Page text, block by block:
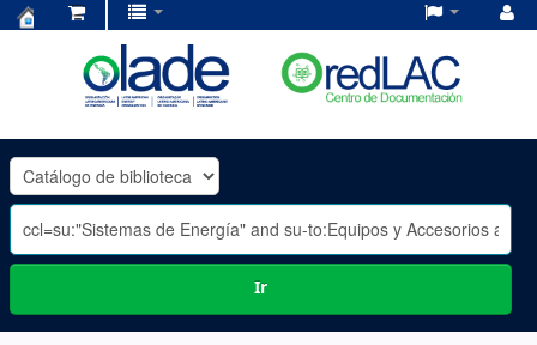
OLADE
-
Ir